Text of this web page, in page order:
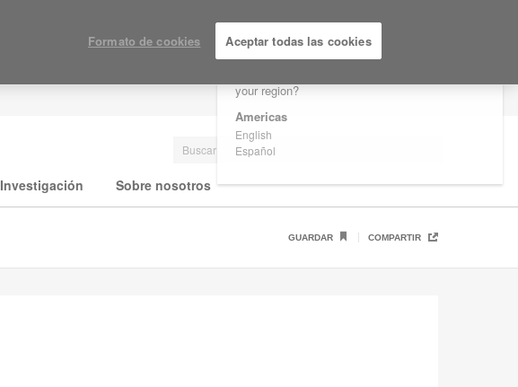
Are you in United States?
your region?
Americas
English
Español
Investigación Sobre nosotros
GUARDAR COMPARTIR
Formato de cookies Aceptar todas las cookies